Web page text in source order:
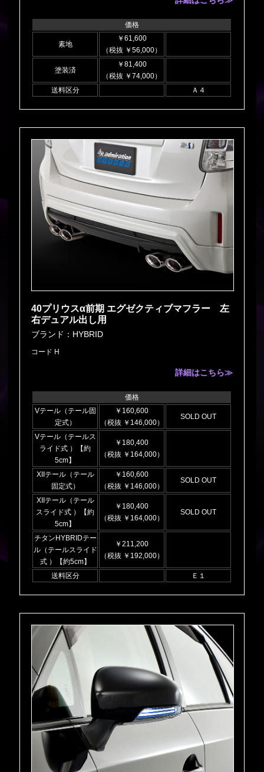
価格
素地
￥61,600
（税抜 ￥56,000）
塗装済
￥81,400
（税抜 ￥74,000）
送料区分
Ａ４
40プリウスα前期 エグゼクティブマフラー 左
右デュアル出し用
ブランド：HYBRID
コード H
詳細はこちら≫
価格
Vテール（テール固
定式）
￥160,600
（税抜 ￥146,000）
SOLD OUT
Vテール（テールス
ライド式 ）【約
5cm】
￥180,400
（税抜 ￥164,000）
XIIテール（テール
固定式）
￥160,600
（税抜 ￥146,000）
SOLD OUT
XIIテール（テール
スライド式 ）【約
5cm】
￥180,400
（税抜 ￥164,000）
SOLD OUT
チタンHYBRIDテー
ル（テールスライド
式 ）【約5cm】
￥211,200
（税抜 ￥192,000）
送料区分 Ｅ１